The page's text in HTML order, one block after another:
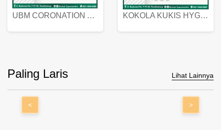
UBM CORONATION ASSORTED BISKUIT KALENG 450 GRAM KOKOLA KUKIS HYGIENIC MILK VANILLA PACK 320 GR
Paling Laris Lihat Lainnya
< >